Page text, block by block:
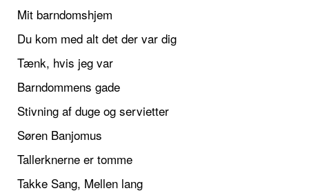
Mit barndomshjem
Du kom med alt det der var dig
Tænk, hvis jeg var
Barndommens gade
Stivning af duge og servietter
Søren Banjomus
Tallerknerne er tomme
Takke Sang, Mellen lang